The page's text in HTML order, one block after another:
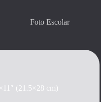
Foto Escolar
(21.5×28 cm)